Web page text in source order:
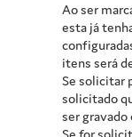
Ao ser
esta já
itens será
Se solicitar
solicitado
ser gravado